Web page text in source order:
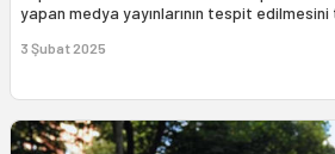
yapan medya yayınlarının tespit
3 Şubat 2025